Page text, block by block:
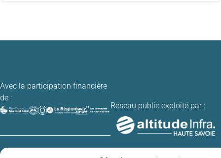
Avec la participation financière
de :
Réseau public exploité par :